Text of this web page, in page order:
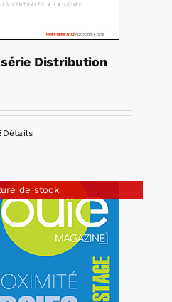
série Distribution
Détails
de stock